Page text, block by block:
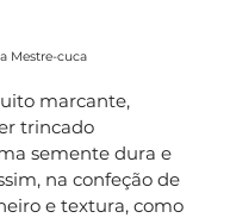
Mestre-cuca
marcante,
trincado
semente dura e
na confeção de
e textura, como